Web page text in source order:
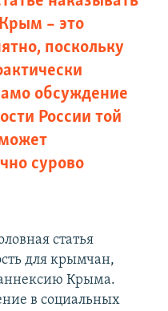
– это
поскольку
обсуждение
России той
сурово
статья
для крымчан,
Крыма.
в социальных